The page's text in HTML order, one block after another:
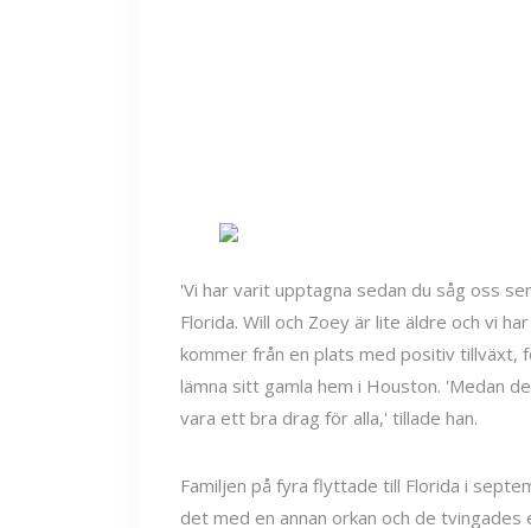
'Vi har varit upptagna sedan du såg oss
Florida. Will och Zoey är lite äldre och vi
kommer från en plats med positiv
lämna sitt gamla hem i Houston. 'Medan
vara ett bra drag för alla,' tillade han.
Familjen på fyra flyttade till Florida i
det med en annan orkan och de